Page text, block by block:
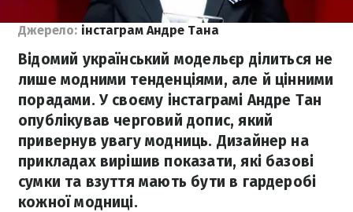
Джерело: інстаграм Андре Тана
Відомий український модельєр ділиться не
лише модними тенденціями, але й цінними
порадами. У своєму інстаграмі Андре Тан
опублікував черговий допис, який
привернув увагу модниць. Дизайнер на
прикладах вирішив показати, які базові
сумки та взуття мають бути в гардеробі
кожної модниці.